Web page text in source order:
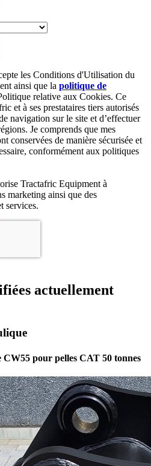
les Conditions d'Utilisation du
ainsi que la politique de
relative aux Cookies. Ce
et à ses prestataires tiers autorisés
navigation sur le site et d’effectuer
Je comprends que mes
conservées de manière sécurisée et
conformément aux politiques
Tractafric Equipment à
marketing ainsi que des
services.
actuellement
pour pelles CAT 50 tonnes